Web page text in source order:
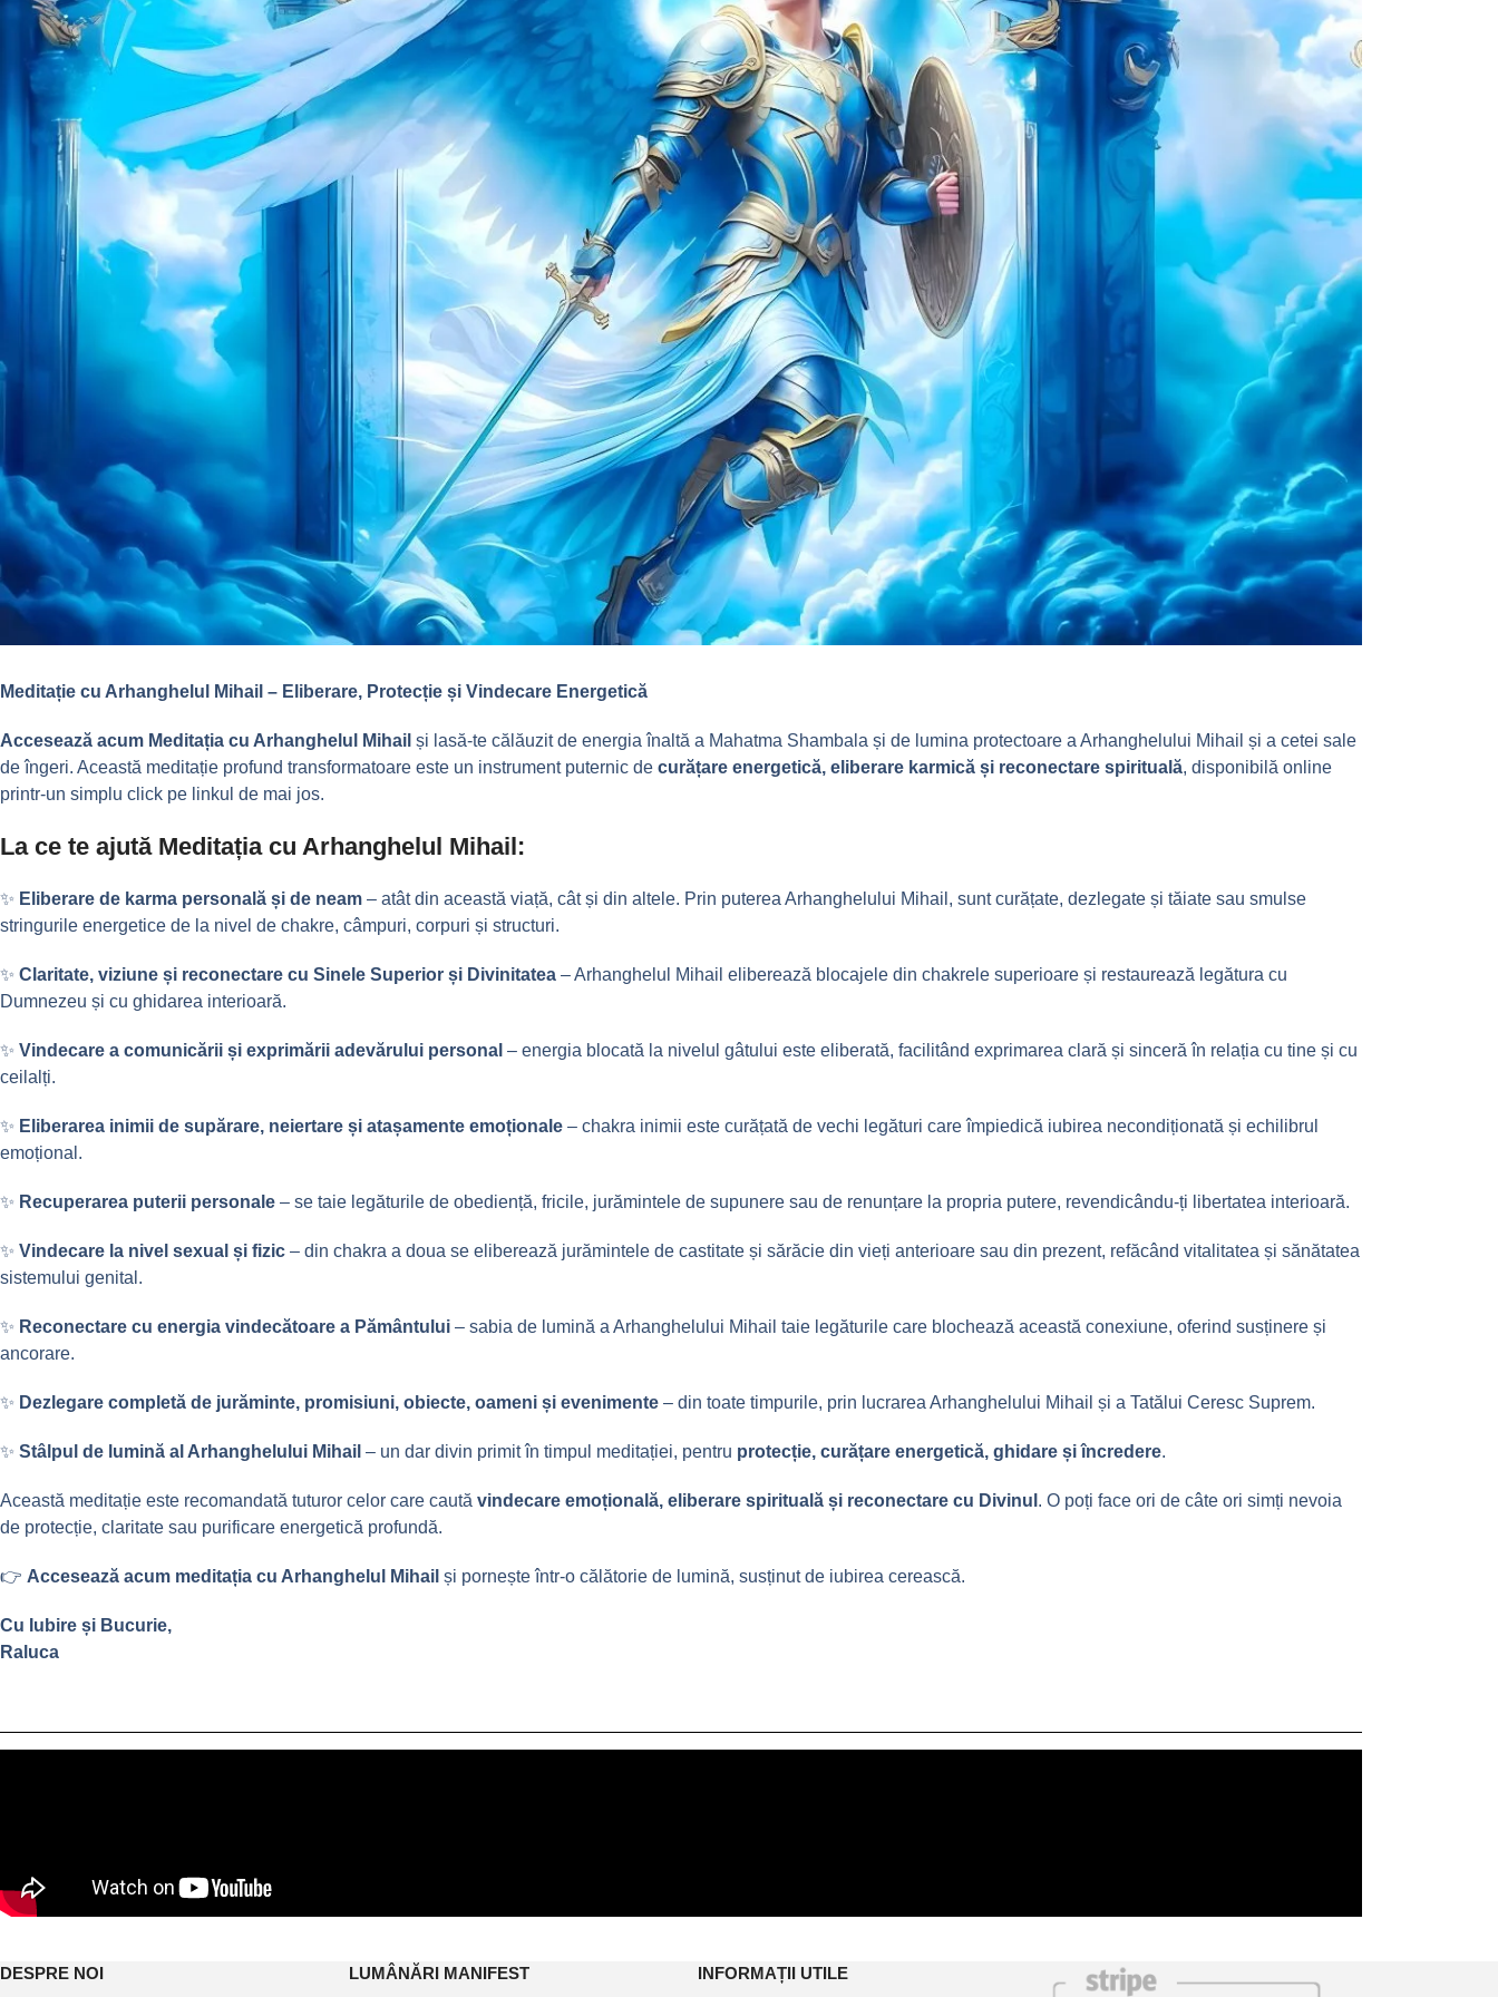
Meditație cu Arhanghelul Mihail – Eliberare, Protecție și Vindecare Energetică
Accesează acum Meditația cu Arhanghelul Mihail și lasă-te călăuzit de energia înaltă a Mahatma Shambala și de lumina protectoare a Arhanghelului Mihail și a cetei sale
de îngeri. Această meditație profund transformatoare este un instrument puternic de curățare energetică, eliberare karmică și reconectare spirituală, disponibilă online
printr-un simplu click pe linkul de mai jos.
La ce te ajută Meditația cu Arhanghelul Mihail:
✨ Eliberare de karma personală și de neam – atât din această viață, cât și din altele. Prin puterea Arhanghelului Mihail, sunt curățate, dezlegate și tăiate sau smulse
stringurile energetice de la nivel de chakre, câmpuri, corpuri și structuri.
✨ Claritate, viziune și reconectare cu Sinele Superior și Divinitatea – Arhanghelul Mihail eliberează blocajele din chakrele superioare și restaurează legătura cu
Dumnezeu și cu ghidarea interioară.
✨ Vindecare a comunicării și exprimării adevărului personal – energia blocată la nivelul gâtului este eliberată, facilitând exprimarea clară și sinceră în relația cu tine și cu
ceilalți.
✨ Eliberarea inimii de supărare, neiertare și atașamente emoționale – chakra inimii este curățată de vechi legături care împiedică iubirea necondiționată și echilibrul
emoțional.
✨ Recuperarea puterii personale – se taie legăturile de obediență, fricile, jurămintele de supunere sau de renunțare la propria putere, revendicându-ți libertatea interioară.
✨ Vindecare la nivel sexual și fizic – din chakra a doua se eliberează jurămintele de castitate și sărăcie din vieți anterioare sau din prezent, refăcând vitalitatea și sănătatea
sistemului genital.
✨ Reconectare cu energia vindecătoare a Pământului – sabia de lumină a Arhanghelului Mihail taie legăturile care blochează această conexiune, oferind susținere și
ancorare.
✨ Dezlegare completă de jurăminte, promisiuni, obiecte, oameni și evenimente – din toate timpurile, prin lucrarea Arhanghelului Mihail și a Tatălui Ceresc Suprem.
✨ Stâlpul de lumină al Arhanghelului Mihail – un dar divin primit în timpul meditației, pentru protecție, curățare energetică, ghidare și încredere.
Această meditație este recomandată tuturor celor care caută vindecare emoțională, eliberare spirituală și reconectare cu Divinul . O poți face ori de câte ori simți nevoia
de protecție, claritate sau purificare energetică profundă.
👉 Accesează acum meditația cu Arhanghelul Mihail și pornește într-o călătorie de lumină, susținut de iubirea cerească.
Cu Iubire și Bucurie,
Raluca
DESPRE NOI LUMÂNĂRI MANIFEST INFORMAȚII UTILE